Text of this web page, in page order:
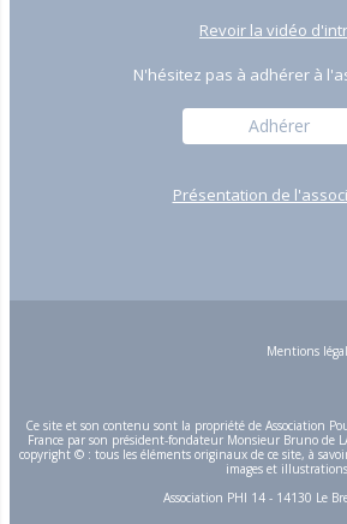
Revoir la vidéo
N'hésitez pas à adhérer à
Adhérer
Présentation de
Mentions
Ce site et son contenu sont la propriété de Association
France par son président-fondateur Monsieur Bruno de
copyright © : tous les éléments originaux de ce site, à
images et
Association PHI 14 - 14130 Le